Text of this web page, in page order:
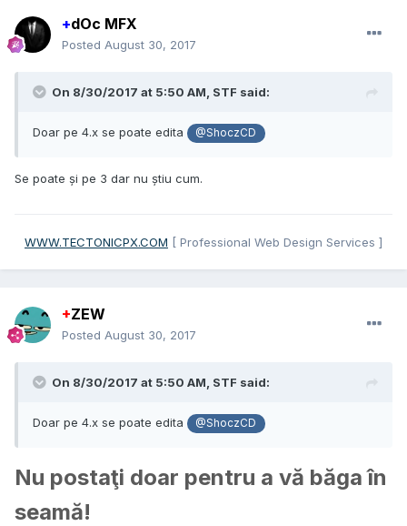
+dOc MFX
Posted August 30, 2017
On 8/30/2017 at 5:50 AM, STF said:
Doar pe 4.x se poate edita @ShoczCD
Se poate și pe 3 dar nu știu cum.
WWW.TECTONICPX.COM [ Professional Web Design Services ]
+ZEW
Posted August 30, 2017
On 8/30/2017 at 5:50 AM, STF said:
Doar pe 4.x se poate edita @ShoczCD
Nu postaţi doar pentru a vă băga în
seamă!